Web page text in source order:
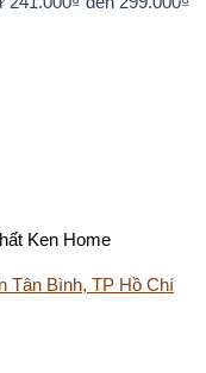
Ken Home
Tân Bình, TP Hồ Chí